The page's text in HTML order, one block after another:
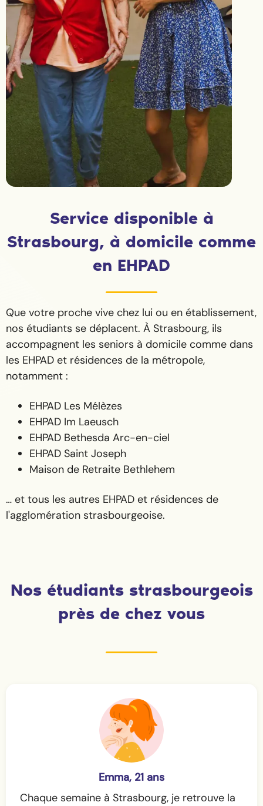
Service disponible à
Strasbourg, à domicile comme
en EHPAD
Que votre proche vive chez lui ou en établissement,
nos étudiants se déplacent. À Strasbourg, ils
accompagnent les seniors à domicile comme dans
les EHPAD et résidences de la métropole,
notamment :
EHPAD Les Mélèzes
EHPAD Im Laeusch
EHPAD Bethesda Arc-en-ciel
EHPAD Saint Joseph
Maison de Retraite Bethlehem
… et tous les autres EHPAD et résidences de
l'agglomération strasbourgeoise.
Nos étudiants strasbourgeois
près de chez vous
Emma, 21 ans
Chaque semaine à Strasbourg, je retrouve la